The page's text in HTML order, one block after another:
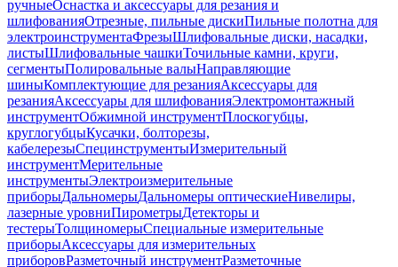
ручныеОснастка и аксессуары для резания и
шлифованияОтрезные, пильные дискиПильные полотна для
электроинструментаФрезыШлифовальные диски, насадки,
листыШлифовальные чашкиТочильные камни, круги,
сегментыПолировальные валыНаправляющие
шиныКомплектующие для резанияАксессуары для
резанияАксессуары для шлифованияЭлектромонтажный
инструментОбжимной инструментПлоскогубцы,
круглогубцыКусачки, болторезы,
кабелерезыСпецинструментыИзмерительный
инструментМерительные
инструментыЭлектроизмерительные
приборыДальномерыДальномеры оптическиеНивелиры,
лазерные уровниПирометрыДетекторы и
тестерыТолщиномерыСпециальные измерительные
приборыАксессуары для измерительных
приборовРазметочный инструментРазметочные